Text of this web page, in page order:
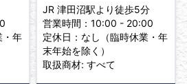
・年
JR 津田沼駅より徒歩5分
営業時間：10:00 - 20:00
定休日：なし（臨時休業・年
末年始を除く）
取扱商材: すべて